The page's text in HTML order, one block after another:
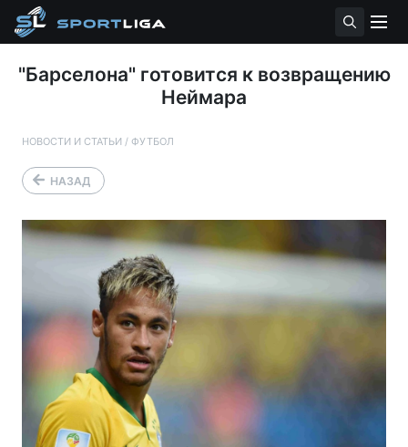
"Барселона" готовится к возвращению
Неймара
НОВОСТИ И СТАТЬИ / ФУТБОЛ
НАЗАД